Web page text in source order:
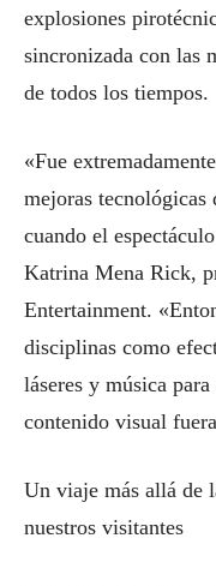
explosiones
sincronizada con las
de todos los tiempos.
«Fue
mejoras
cuando el
Katrina Mena Rick,
Entertainment.
disciplinas como
láseres y música
contenido visual
Un viaje más allá de
nuestros visitantes